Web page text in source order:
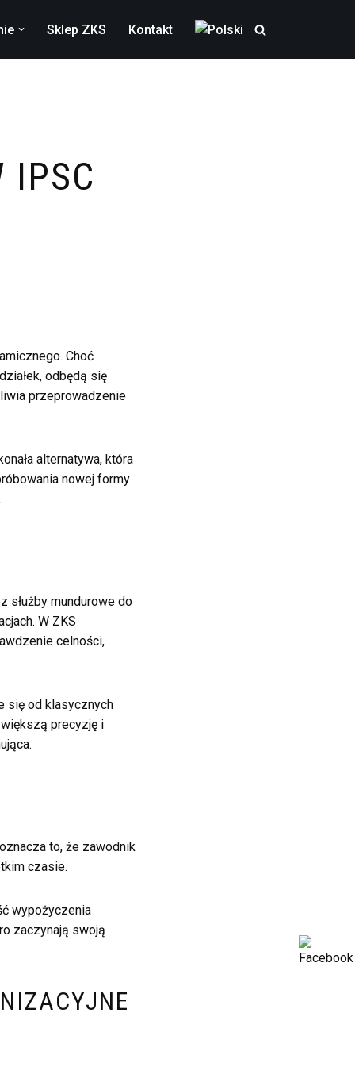
Sklep ZKS Kontakt
IPSC
Choć
odbędą się
przeprowadzenie
alternatywa, która
nowej formy
służby mundurowe do
W ZKS
celności,
się od klasycznych
precyzję i
to, że zawodnik
czasie.
wypożyczenia
zaczynają swoją